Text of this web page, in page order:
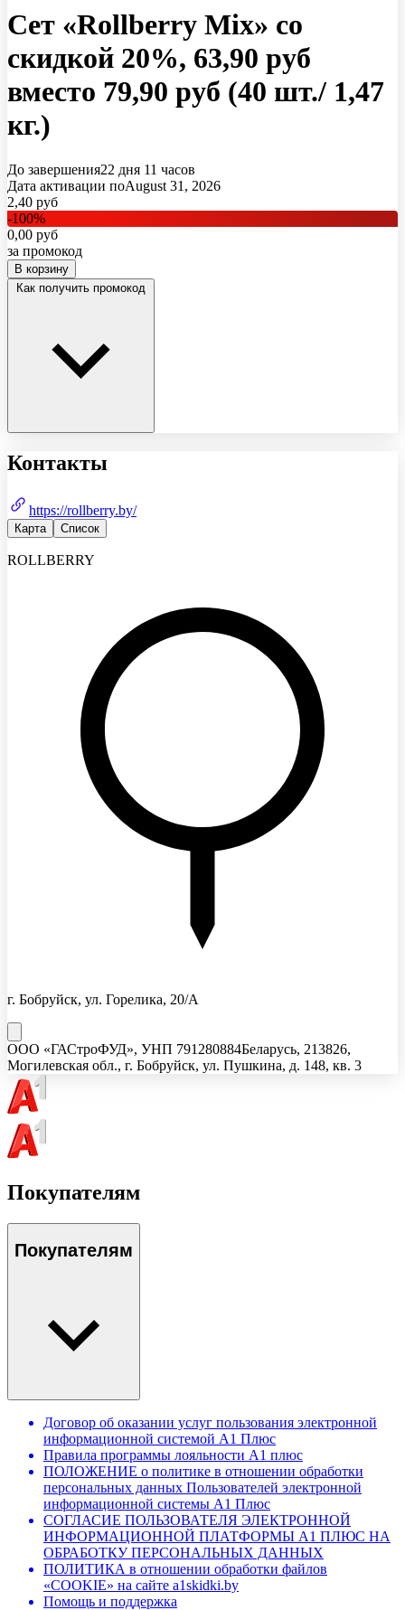
Сет «Rollberry Mix» со
скидкой 20%, 63,90 руб
вместо 79,90 руб (40 шт./ 1,47
кг.)
До завершения22 дня 11 часов
Дата активации поAugust 31, 2026
2,40 руб
-100%
0,00 руб
за промокод
В корзину
Как получить промокод
Контакты
https://rollberry.by/
Карта Список
ROLLBERRY
г. Бобруйск, ул. Горелика, 20/А
ООО «ГАСтроФУД», УНП 791280884Беларусь, 213826,
Могилевская обл., г. Бобруйск, ул. Пушкина, д. 148, кв. 3
Покупателям
Покупателям
Договор об оказании услуг пользования электронной
информационной системой А1 Плюс
Правила программы лояльности А1 плюс
ПОЛОЖЕНИЕ о политике в отношении обработки
персональных данных Пользователей электронной
информационной системы А1 Плюс
СОГЛАСИЕ ПОЛЬЗОВАТЕЛЯ ЭЛЕКТРОННОЙ
ИНФОРМАЦИОННОЙ ПЛАТФОРМЫ А1 ПЛЮС НА
ОБРАБОТКУ ПЕРСОНАЛЬНЫХ ДАННЫХ
ПОЛИТИКА в отношении обработки файлов
«COOKIE» на сайте a1skidki.by
Помощь и поддержка